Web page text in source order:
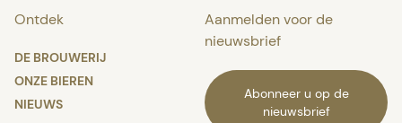
Ontdek
DE BROUWERIJ
ONZE BIEREN
NIEUWS
Aanmelden voor de
nieuwsbrief
Abonneer u op de
nieuwsbrief